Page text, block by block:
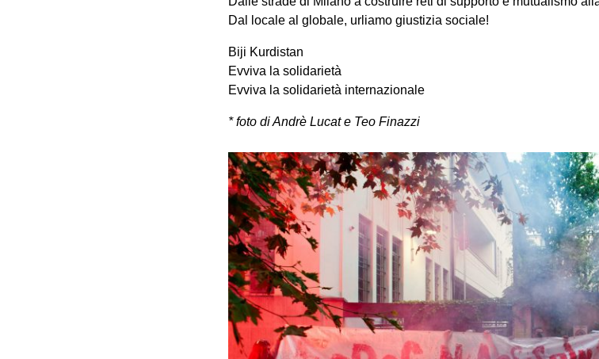
Dal locale al globale, urliamo giustizia sociale!
Biji Kurdistan
Evviva la solidarietà
Evviva la solidarietà internazionale
* foto di Andrè Lucat e Teo Finazzi